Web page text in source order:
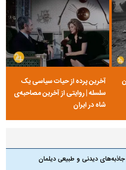
آخرین پرده از حیات سیاسی یک
سلسله | روایتی از آخرین مصاحبه‌ی
شاه در ایران
دیدنی و طبیعی دیلمان